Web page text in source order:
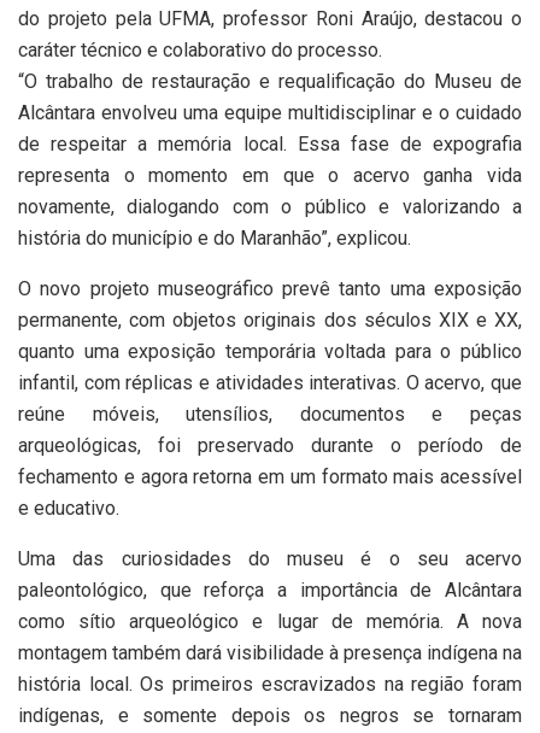
do projeto pela UFMA, professor Roni Araújo, destacou o
caráter técnico e colaborativo do processo.
“O trabalho de restauração e requalificação do Museu de
Alcântara envolveu uma equipe multidisciplinar e o cuidado
de respeitar a memória local. Essa fase de expografia
representa o momento em que o acervo ganha vida
novamente, dialogando com o público e valorizando a
história do município e do Maranhão”, explicou.
O novo projeto museográfico prevê tanto uma exposição
permanente, com objetos originais dos séculos XIX e XX,
quanto uma exposição temporária voltada para o público
infantil, com réplicas e atividades interativas. O acervo, que
reúne móveis, utensílios, documentos e peças
arqueológicas, foi preservado durante o período de
fechamento e agora retorna em um formato mais acessível
e educativo.
Uma das curiosidades do museu é o seu acervo
paleontológico, que reforça a importância de Alcântara
como sítio arqueológico e lugar de memória. A nova
montagem também dará visibilidade à presença indígena na
história local. Os primeiros escravizados na região foram
indígenas, e somente depois os negros se tornaram